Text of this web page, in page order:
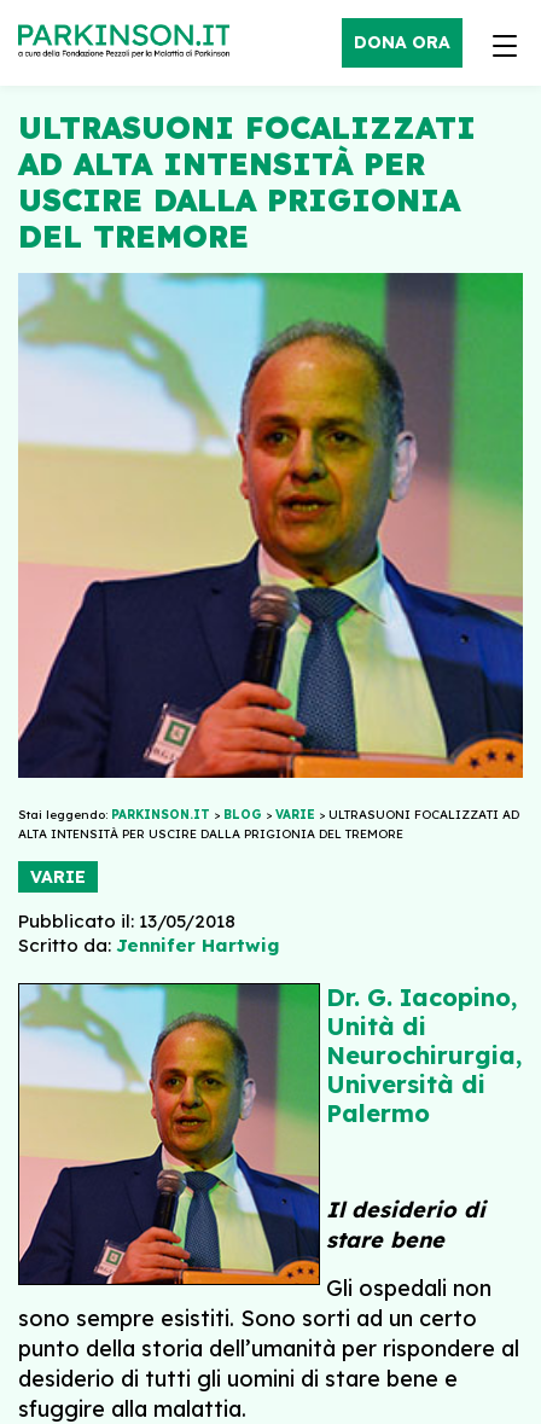
DONA ORA
ULTRASUONI FOCALIZZATI
AD ALTA INTENSITÀ PER
USCIRE DALLA PRIGIONIA
DEL TREMORE
Stai leggendo: PARKINSON.IT > BLOG > VARIE > ULTRASUONI FOCALIZZATI AD
ALTA INTENSITÀ PER USCIRE DALLA PRIGIONIA DEL TREMORE
VARIE
Pubblicato il: 13/05/2018
Scritto da: Jennifer Hartwig
Dr. G. Iacopino,
Unità di
Neurochirurgia,
Università di
Palermo
Il desiderio di
stare bene
Gli ospedali non
sono sempre esistiti. Sono sorti ad un certo
punto della storia dell’umanità per rispondere al
desiderio di tutti gli uomini di stare bene e
sfuggire alla malattia.